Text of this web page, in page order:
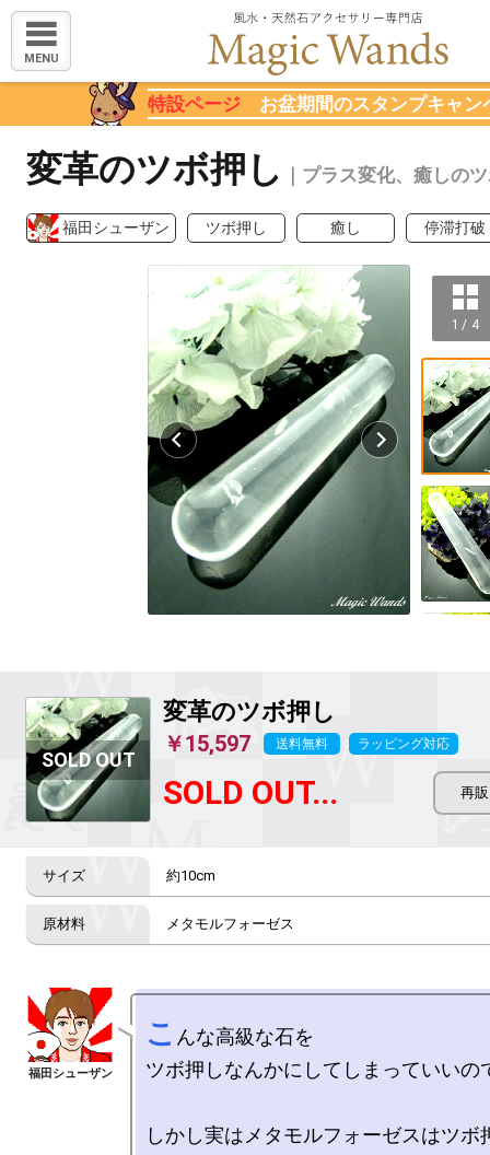
MENU
特設ページ お盆期間のスタンプキャン
変革のツボ押し ｜プラス変化、癒しの
福田シューザン ツボ押し 癒し 停滞打破
1 / 4
変革のツボ押し
￥15,597 送料無料 ラッピング対応
SOLD OUT...
約10cm
メタモルフォーゼス
こ んな高級な石を
ツボ押しなんかにしてしまっていいの
しかし実はメタモルフォーゼスはツボ